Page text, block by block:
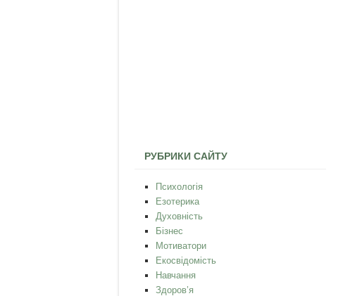
РУБРИКИ САЙТУ
Психологія
Езотерика
Духовність
Бізнес
Мотиватори
Екосвідомість
Навчання
Здоров’я